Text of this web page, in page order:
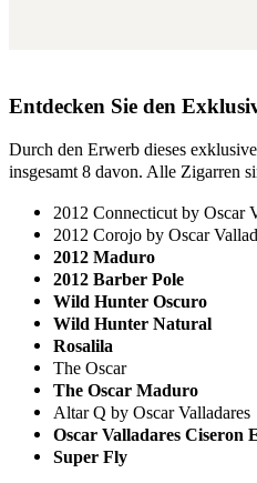
Entdecken Sie den
Durch den Erwerb dieses
insgesamt 8 davon. Alle Zigarren
2012 Connecticut by Oscar
2012 Corojo by Oscar
2012 Maduro
2012 Barber Pole
Wild Hunter Oscuro
Wild Hunter Natural
Rosalila
The Oscar
The Oscar Maduro
Altar Q by Oscar Valladares
Oscar Valladares Ciseron
Super Fly